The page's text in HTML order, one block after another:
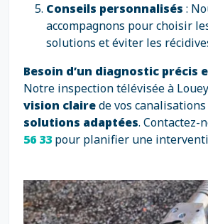
Conseils personnalisés :
accompagnons pour choisir
solutions et éviter les
Besoin d’un diagnostic précis
Notre inspection télévisée à
vision clairede vos canalisations
solutions adaptées. Contactez-
56 33 pour planifier une